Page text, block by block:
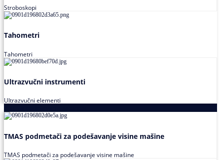
Stroboskopi
Tahometri
Tahometri
Ultrazvučni instrumenti
Ultrazvučni elementi
TMAS podmetači za podešavanje visine mašine
TMAS podmetači za podešavanje visine mašine